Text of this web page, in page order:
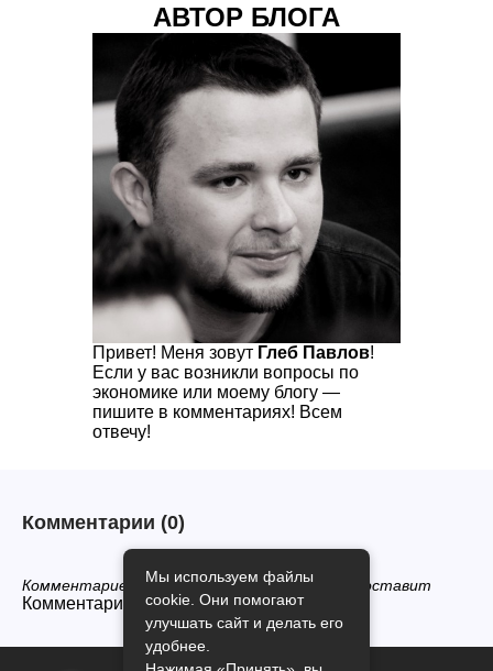
АВТОР БЛОГА
Привет! Меня зовут Глеб Павлов!
Если у вас возникли вопросы по
экономике или моему блогу —
пишите в комментариях! Всем
отвечу!
Комментарии (0)
Комментариев нет, будьте первым кто его оставит
Комментарии закрыты.
Мы используем файлы
cookie. Они помогают
улучшать сайт и делать его
удобнее.